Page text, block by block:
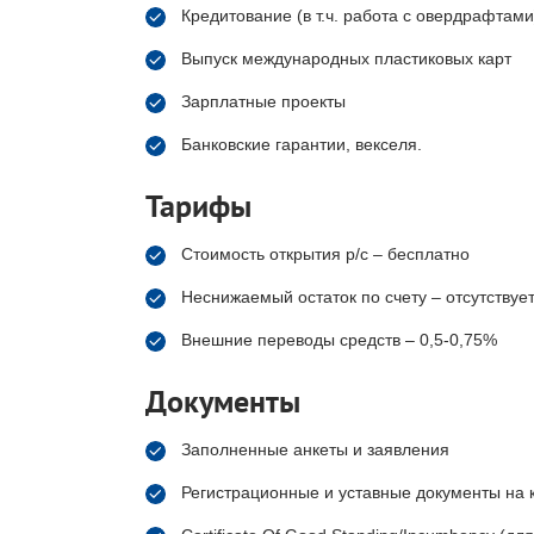
Кредитование (в т.ч. работа с
Выпуск международных пластиковых карт
Зарплатные проекты
Банковские гарантии, векселя.
Тарифы
Стоимость открытия р/с – бесплатно
Неснижаемый остаток по счету – отсутствует
Внешние переводы средств – 0,5-0,75%
Документы
Заполненные анкеты и заявления
Регистрационные и уставные документы на